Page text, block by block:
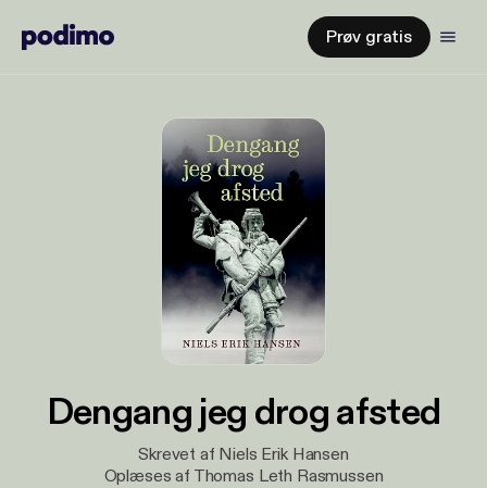
Prøv gratis
Dengang jeg drog afsted
Skrevet af Niels Erik Hansen
Oplæses af Thomas Leth Rasmussen